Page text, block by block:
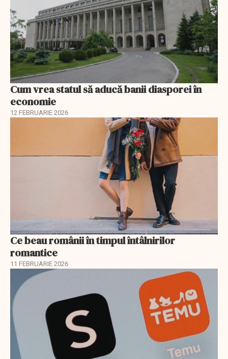
Cum vrea statul să aducă banii diasporei în
economie
12 FEBRUARIE 2026
Ce beau românii în timpul întâlnirilor
romantice
11 FEBRUARIE 2026